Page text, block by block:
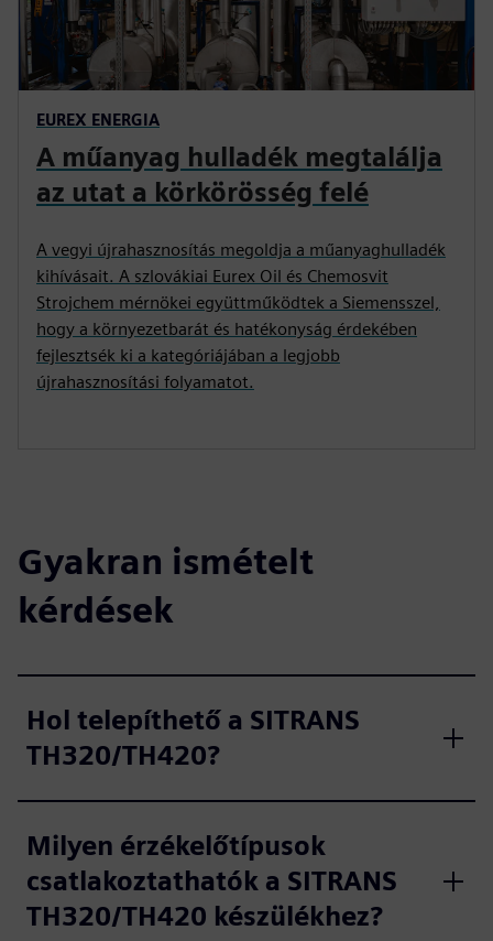
EUREX ENERGIA
A műanyag hulladék megtalálja
az utat a körkörösség felé
A vegyi újrahasznosítás megoldja a műanyaghulladék
kihívásait. A szlovákiai Eurex Oil és Chemosvit
Strojchem mérnökei együttműködtek a Siemensszel,
hogy a környezetbarát és hatékonyság érdekében
fejlesztsék ki a kategóriájában a legjobb
újrahasznosítási folyamatot.
Gyakran ismételt
kérdések
Hol telepíthető a SITRANS
TH320/TH420?
Milyen érzékelőtípusok
csatlakoztathatók a SITRANS
TH320/TH420 készülékhez?